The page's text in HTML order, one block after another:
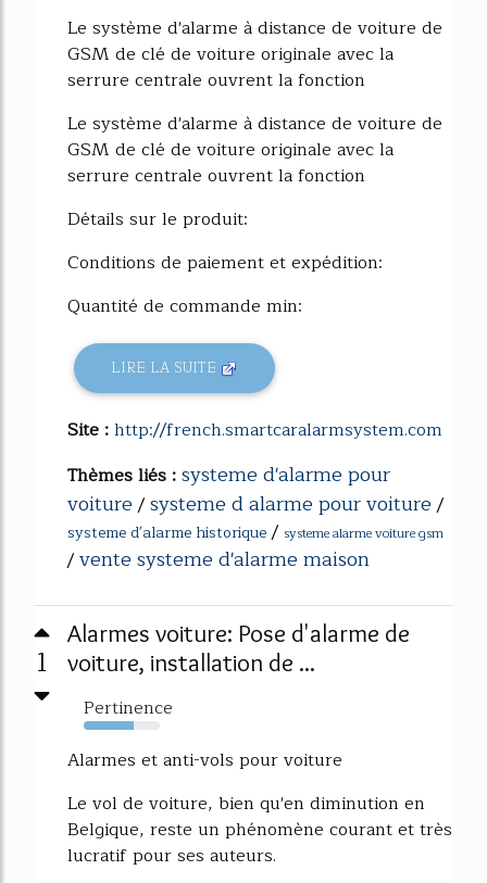
Le système d'alarme à distance de voiture de
GSM de clé de voiture originale avec la
serrure centrale ouvrent la fonction
Le système d'alarme à distance de voiture de
GSM de clé de voiture originale avec la
serrure centrale ouvrent la fonction
Détails sur le produit:
Conditions de paiement et expédition:
Quantité de commande min:
LIRE LA SUITE
Site :http://french.smartcaralarmsystem.com
Thèmes liés :systeme d'alarme pour
voiture/systeme d alarme pour voiture/
systeme d'alarme historique/ systeme alarme voiture gsm
/vente systeme d'alarme maison
1
Alarmes voiture: Pose d'alarme de
voiture, installation de ...
Pertinence
65%
Alarmes et anti-vols pour voiture
Le vol de voiture, bien qu'en diminution en
Belgique, reste un phénomène courant et très
lucratif pour ses auteurs.